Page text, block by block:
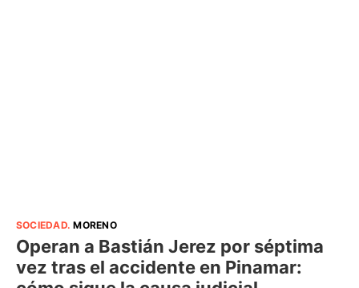
SOCIEDAD.MORENO
Operan a Bastián Jerez por séptima
vez tras el accidente en Pinamar: